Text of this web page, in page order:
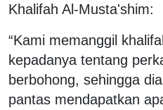
Khalifah Al-Musta'shim:
“Kami memanggil
kepadanya tentang
berbohong, sehingga
pantas mendapatkan